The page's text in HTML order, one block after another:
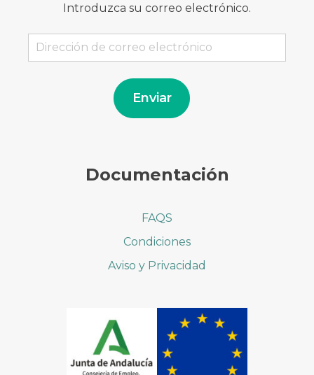
Introduzca su correo electrónico.
Dirección
de
Enviar
Documentación
FAQS
Condiciones
Aviso y Privacidad